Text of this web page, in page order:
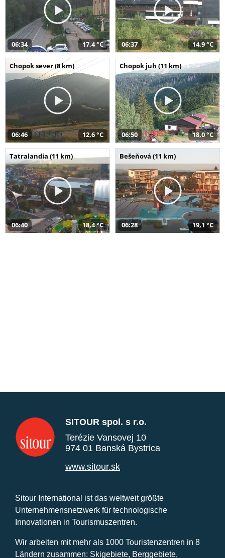
06:34 17,4 °C 06:37 14,9 °C
Chopok sever (8 km)
06:46 12,6 °C
Chopok juh (11 km)
06:50 18,0 °C
Tatralandia (11 km)
06:40 18,4 °C
Bešeňová (11 km)
06:28 19,1 °C
SITOUR spol. s r.o.
Terézie Vansovej 10
974 01 Banská Bystrica
www.sitour.sk
Sitour International ist das weltweit größte
Unternehmensnetzwerk für technologische
Innovationen in Tourismuszentren.
Wir arbeiten mit mehr als 1000 Touristenzentren in 8
Ländern zusammen: Skigebiete, Berggebiete,